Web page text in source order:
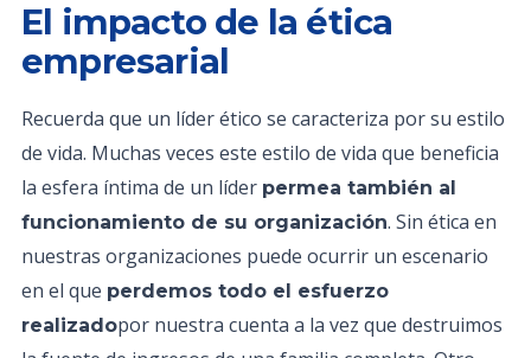
El impacto de la ética
empresarial
Recuerda que un líder ético se caracteriza por su estilo
de vida. Muchas veces este estilo de vida que beneficia
la esfera íntima de un líder permea también al
funcionamiento de su organización. Sin ética en
nuestras organizaciones puede ocurrir un escenario
en el que perdemos todo el esfuerzo
realizadopor nuestra cuenta a la vez que destruimos